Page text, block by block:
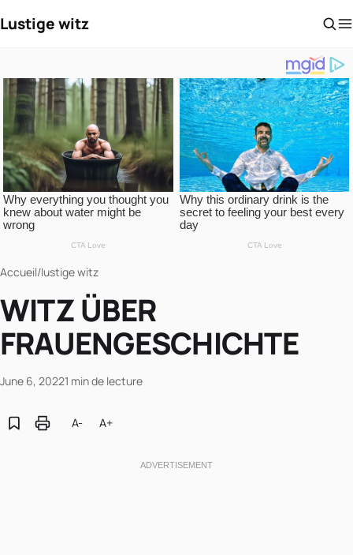
Lustige witz
Accueil/lustige witz
WITZ ÜBER
FRAUENGESCHICHTE
June 6, 20221 min de lecture
A- A+